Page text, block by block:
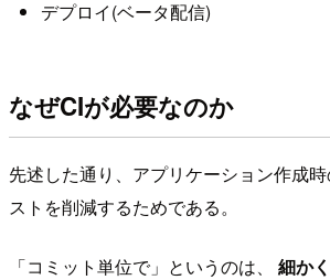
デプロイ(ベータ配信)
なぜCIが必要なのか
先述した通り、アプリケーション作成
ストを削減するためである。
「コミット単位で」というのは、 細か